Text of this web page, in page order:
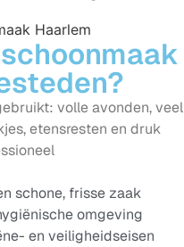
volle avonden, veel
etensresten en druk
schone, frisse zaak
omgeving
en veiligheidseisen